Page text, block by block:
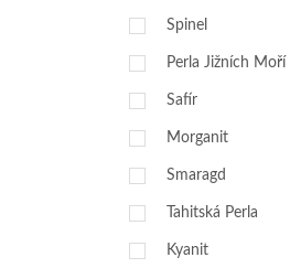
Spinel
Perla Jižních Moří
Safír
Morganit
Smaragd
Tahitská Perla
Kyanit